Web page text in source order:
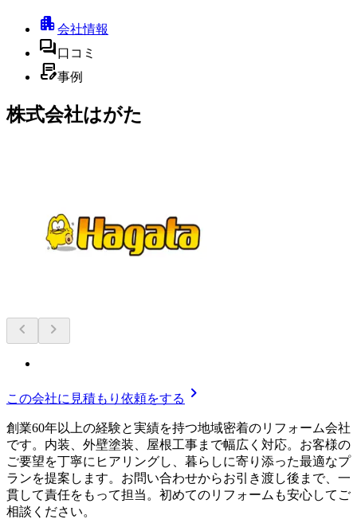
apartment会社情報
forum口コミ
contract_edit事例
株式会社はがた
chevron_left chevron_right
この会社に見積もり依頼をする chevron_right
創業60年以上の経験と実績を持つ地域密着のリフォーム会社
です。内装、外壁塗装、屋根工事まで幅広く対応。お客様の
ご要望を丁寧にヒアリングし、暮らしに寄り添った最適なプ
ランを提案します。お問い合わせからお引き渡し後まで、一
貫して責任をもって担当。初めてのリフォームも安心してご
相談ください。